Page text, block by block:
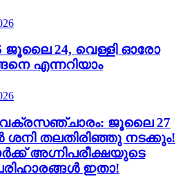
ജൂലൈ 24, വെള്ളി ഓരോ
എന്നറിയാം
ജൂലൈ 27
ശനി തലതിരിഞ്ഞു നടക്കും!
അഗ്നിപരീക്ഷയുടെ
ഇതാ!